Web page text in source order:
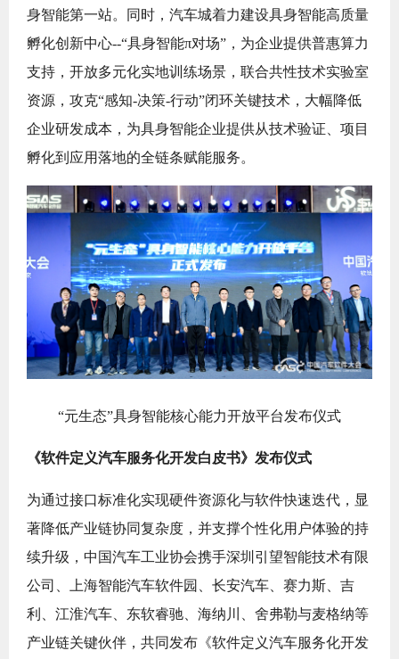
身智能第一站。同时，汽车城着力建设具身智能高质量
孵化创新中心--“具身智能π对场”，为企业提供普惠算力
支持，开放多元化实地训练场景，联合共性技术实验室
资源，攻克“感知-决策-行动”闭环关键技术，大幅降低
企业研发成本，为具身智能企业提供从技术验证、项目
孵化到应用落地的全链条赋能服务。
“元生态”具身智能核心能力开放平台发布仪式
《软件定义汽车服务化开发白皮书》发布仪式
为通过接口标准化实现硬件资源化与软件快速迭代，显
著降低产业链协同复杂度，并支撑个性化用户体验的持
续升级，中国汽车工业协会携手深圳引望智能技术有限
公司、上海智能汽车软件园、长安汽车、赛力斯、吉
利、江淮汽车、东软睿驰、海纳川、舍弗勒与麦格纳等
产业链关键伙伴，共同发布《软件定义汽车服务化开发